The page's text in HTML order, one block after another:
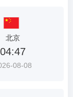
北京
04:47
08-08